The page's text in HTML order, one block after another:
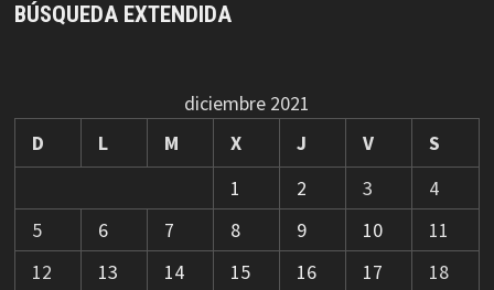
BÚSQUEDA EXTENDIDA
diciembre 2021
D
L M X J V
S
1
2 3
4
5
6 7 8 9 10
11
12
13 14 15 16 17
18